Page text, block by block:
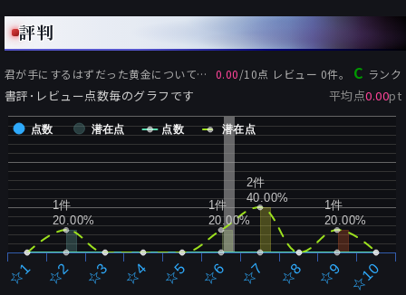
評判
君が手にするはずだった黄金について
の評価:
0.00/10点 レビュー 0件。 C ランク
書評･レビュー点数毎のグラフです 平均点0.00pt
点数 潜在点 点数 潜在点
☆1 ☆2 ☆3 ☆4 ☆5 ☆6 ☆7 ☆8 ☆9 ☆10
1件
20.00%
1件
20.00%
2件
40.00%
1件
20.00%